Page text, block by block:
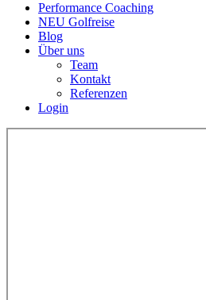
Performance Coaching
NEU Golfreise
Blog
Über uns
Team
Kontakt
Referenzen
Login